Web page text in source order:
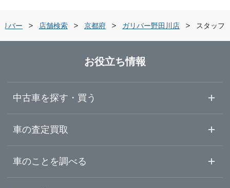
ガリバー宇治槇島店
ガリバー野田川店
ガリバー京都店
京田辺市
与謝郡与謝野町
奈良県
和歌山県
バー 店舗検索 京都府 ガリバー野田川店 スタッフ
お役立ち情報
中古車を探す・買う
中古車情報・中古車検索
初めての中古車購入ガイド
車の査定買取
車査定・車買取ならガリバー
車のことを調べる